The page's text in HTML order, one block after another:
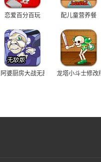
恋爱百分百玩 配儿童营养餐
阿婆厨房大战无敌版 龙塔小斗士修改版